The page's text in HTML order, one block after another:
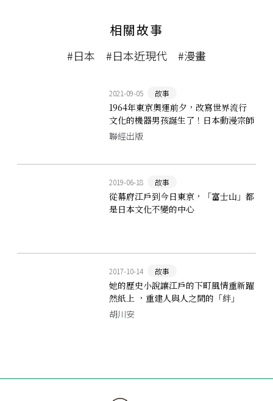
相關故事
#日本 #日本近現代 #漫畫
2021-09-05 故事
1964年東京奧運前夕，改寫世界流行
文化的機器男孩誕生了！日本動漫宗師
手塚治虫筆下的《原子小金剛》
聯經出版
2019-06-18 故事
從幕府江戶到今日東京，「富士山」都
是日本文化不變的中心
2017-10-14 故事
她的歷史小說讓江戶的下町風情重新躍
然紙上 ，重建人與人之間的「絆」
胡川安